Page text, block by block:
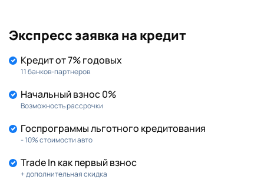
Экспресс заявка на кредит
Кредит от 7% годовых
11 банков-партнеров
Начальный взнос 0%
Возможность рассрочки
Госпрограммы льготного кредитования
- 10% стоимости авто
Trade In как первый взнос
+ дополнительная скидка